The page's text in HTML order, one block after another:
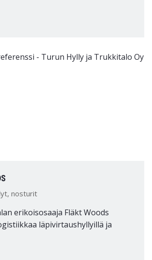
nosturit
erikoisosaaja Fläkt Woods
läpivirtaushyllyillä ja